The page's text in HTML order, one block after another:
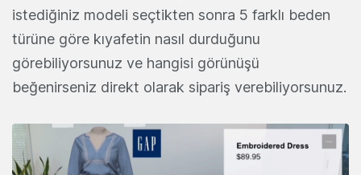
istediğiniz modeli seçtikten sonra 5 farklı beden
türüne göre kıyafetin nasıl durduğunu
görebiliyorsunuz ve hangisi görünüşü
beğenirseniz direkt olarak sipariş verebiliyorsunuz.